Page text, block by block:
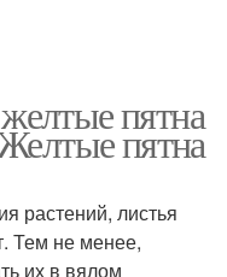
пятна
пятна
растений, листья
Тем не менее,
их в вялом